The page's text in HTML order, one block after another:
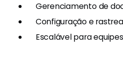
Gerenciamento de
Configuração e
Escalável para